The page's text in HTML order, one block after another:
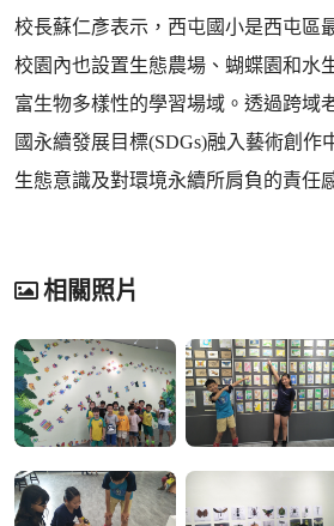
校長蘇仁彥表示，西屯國小是西屯區
校園內也設置生態農場、蝴蝶園和水
富生物多樣性的學習場域。透過跨域
國永續發展目標(SDGs)融入藝術創作
生態意識及對環境永續所肩負的責任
相關照片